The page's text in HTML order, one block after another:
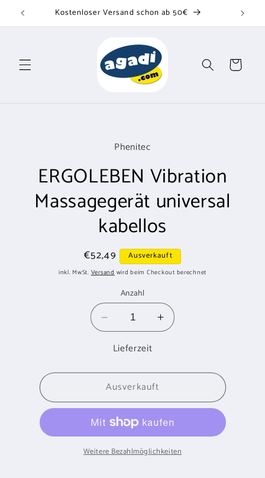
zum Kostenloser Versand schon ab 50€
Warenkorb
Phenitec
ERGOLEBEN Vibration
Massagegerät universal
kabellos
Normaler
Preis
€52,49 Ausverkauft
inkl. MwSt.Versandwird beim Checkout berechnet
Anzahl
Verringere
die
Menge
ERGOLEBEN
Vibration
Massagegerät
universal
kabellos
Erhöhe
die
ERGOLEBEN
Massagegerät
kabellos
Lieferzeit
Ausverkauft
Weitere Bezahlmöglichkeiten